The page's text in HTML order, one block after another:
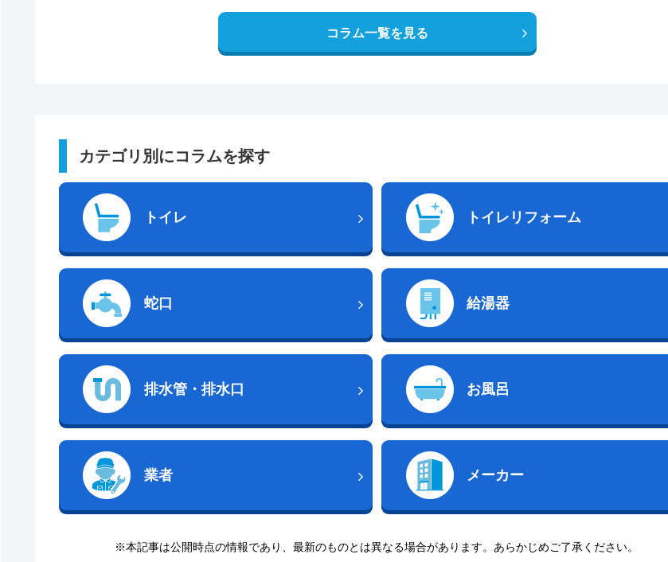
コラム一覧を見る
カテゴリ別にコラムを探す
トイレ トイレリフォーム
蛇口 給湯器
排水管・排水口 お風呂
業者 メーカー
※本記事は公開時点の情報であり、最新のものとは異なる場合があります。あらかじめご了承ください。